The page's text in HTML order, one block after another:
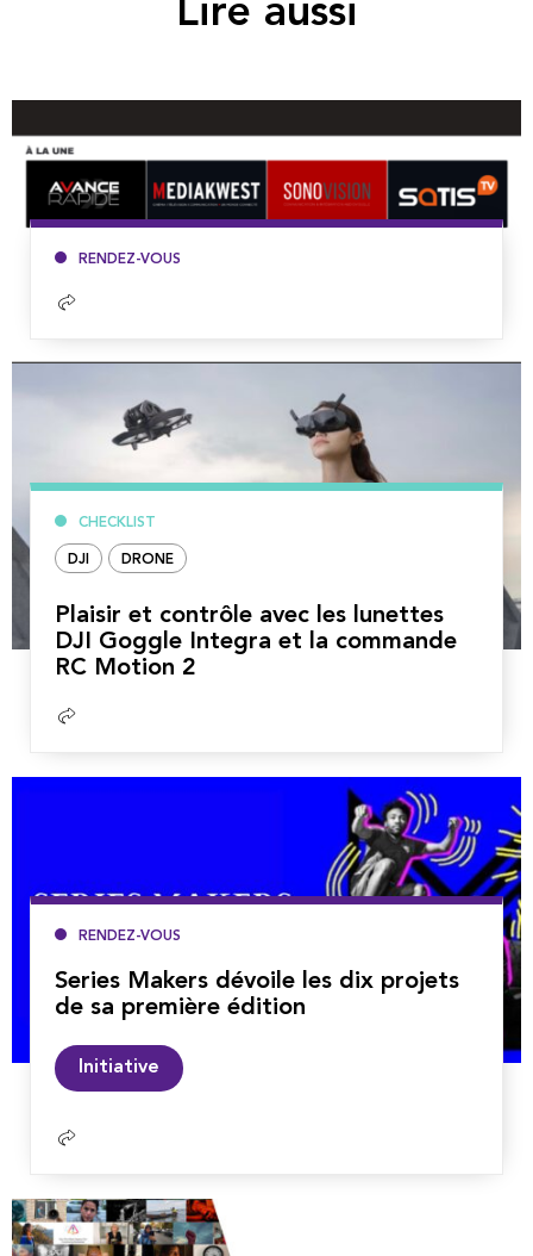
Lire aussi
RENDEZ-VOUS
Lire
CHECKLIST
DJI DRONE
Plaisir et contrôle avec les lunettes
DJI Goggle Integra et la commande
RC Motion 2
Lire
RENDEZ-VOUS
Series Makers dévoile les dix projets
de sa première édition
Initiative